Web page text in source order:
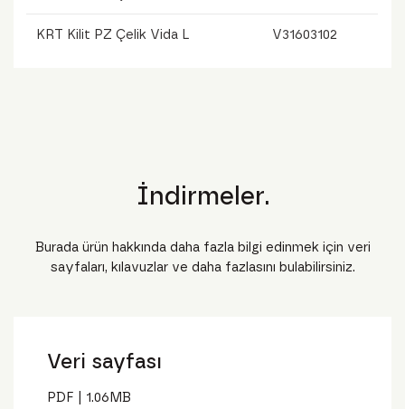
KRT Kilit PZ Çelik Vida L V31603102
İndirmeler.
Burada ürün hakkında daha fazla bilgi edinmek için veri
sayfaları, kılavuzlar ve daha fazlasını bulabilirsiniz.
Veri sayfası
PDF 1.06MB